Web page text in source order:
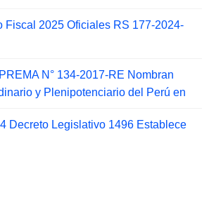
Fiscal 2025 Oficiales RS 177-2024-
N° 134-2017-RE Nombran
y Plenipotenciario del Perú en
Decreto Legislativo 1496 Establece